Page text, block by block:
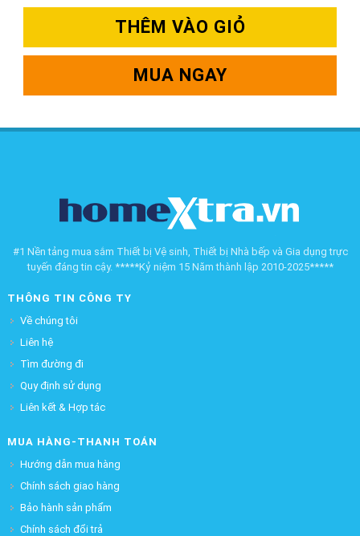
THÊM VÀO GIỎ
MUA NGAY
#1 Nền tảng mua sắm Thiết bị Vệ sinh, Thiết bị Nhà bếp và Gia dụng trực
tuyến đáng tin cậy. *****Kỷ niệm 15 Năm thành lập 2010-2025*****
THÔNG TIN CÔNG TY
Về chúng tôi
Liên hệ
Tìm đường đi
Quy định sử dụng
Liên kết & Hợp tác
MUA HÀNG-THANH TOÁN
Hướng dẫn mua hàng
Chính sách giao hàng
Bảo hành sản phẩm
Chính sách đổi trả